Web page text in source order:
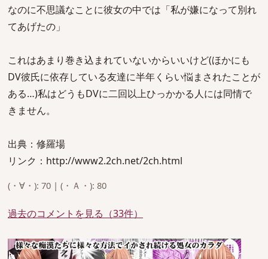
なのに不思議なことに彼女の中では「私が嫌になって別れ
てあげたの」
これはあまり巻き込まれていないからいいけど(ほかにも
DV彼氏に依存している友達に半年くらい悩まされたことが
ある…)私はどうもDVに二回以上ひっかかる人には同情で
きません。
出典：修羅場
リンク：http://www2.2ch.net/2ch.html
(・∀・): 70 | (・Ａ・): 80
過去のコメントを見る（33件）